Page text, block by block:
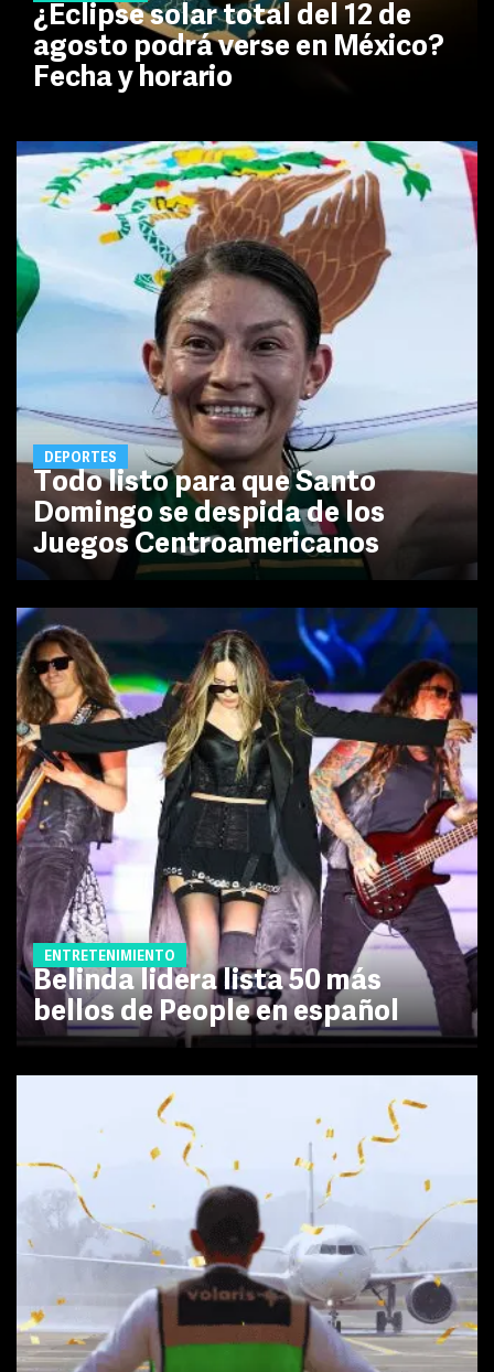
¿Eclipse solar total del 12 de
agosto podrá verse en México?
Fecha y horario
DEPORTES
Todo listo para que Santo
Domingo se despida de los
Juegos Centroamericanos
ENTRETENIMIENTO
Belinda lidera lista 50 más
bellos de People en español